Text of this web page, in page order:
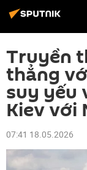
Truyền
thẳng
suy yếu
Kiev với
07:41 18.05.2026